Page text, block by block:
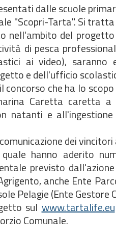
dalle scuole
"Scopri-Tarta". Si
nell'ambito del
di pesca
ai video),
e dell'ufficio
concorso che ha lo
Caretta caretta
natanti e
dei
hanno aderito
previsto
anche Ente
Pelagie (Ente
sul www.tartalife.eu
Comunale.